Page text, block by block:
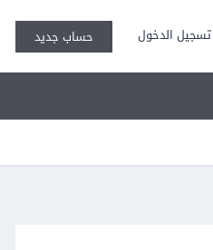
تسجيل الدخول حساب جديد